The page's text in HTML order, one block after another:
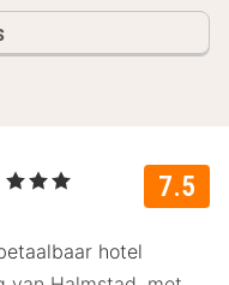
7.5
, 3 Sterren
hotel